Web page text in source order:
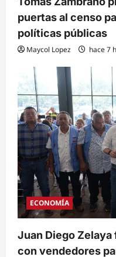
puertas al censo
políticas públicas
Maycol Lopez hace 7
ECONOMÍA
Juan Diego
con vendedores